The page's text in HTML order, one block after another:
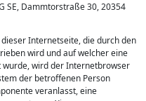
SE, Dammtorstraße 30, 20354
Internetseite, die durch den
wird und auf welcher eine
wurde, wird der Internetbrowser
der betroffenen Person
veranlasst, eine